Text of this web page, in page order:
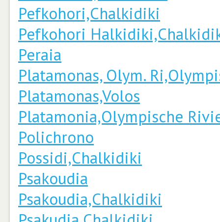
Pefkohori,Chalkidiki
Pefkohori
Peraia
Platamonas, Olym.
Platamonas,Volos
Platamonia,Olympische
Polichrono
Possidi,Chalkidiki
Psakoudia
Psakoudia,Chalkidiki